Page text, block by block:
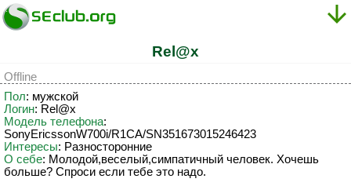
Rel@x
Offline
Пол: мужской
Логин: Rel@x
Модель телефона:
SonyEricssonW700i/R1CA/SN351673015246423
Интересы: Разносторонние
О себе: Молодой,веселый,симпатичный человек. Хочешь
больше? Спроси если тебе это надо.